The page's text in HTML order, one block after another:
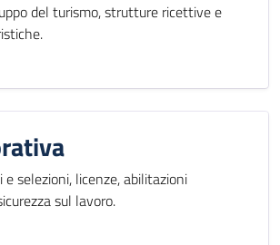
del turismo, strutture ricettive e
e selezioni, licenze, abilitazioni
sul lavoro.